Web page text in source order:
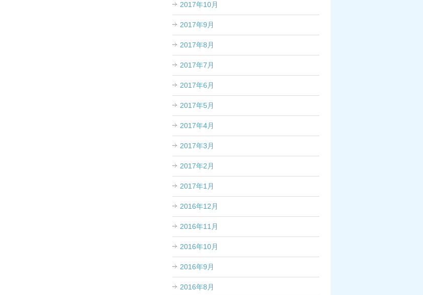
2017年10月
2017年9月
2017年8月
2017年7月
2017年6月
2017年5月
2017年4月
2017年3月
2017年2月
2017年1月
2016年12月
2016年11月
2016年10月
2016年9月
2016年8月